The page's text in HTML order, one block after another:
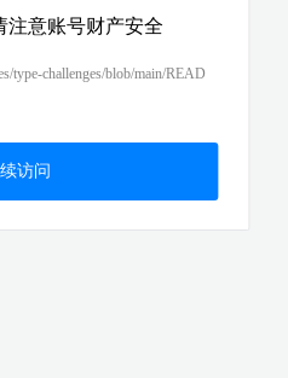
注意账号财产安全
type-challenges/blob/main/READ
访问